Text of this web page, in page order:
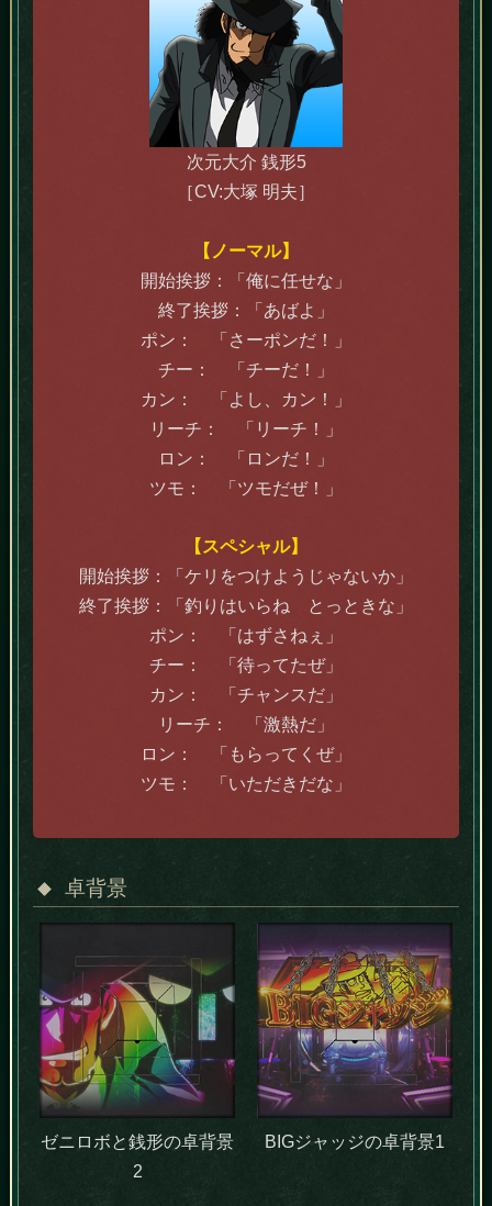
次元大介 銭形5
［CV:大塚 明夫］
【ノーマル】
開始挨拶：「俺に任せな」
終了挨拶：「あばよ」
ポン： 「さーポンだ！」
チー： 「チーだ！」
カン： 「よし、カン！」
リーチ： 「リーチ！」
ロン： 「ロンだ！」
ツモ： 「ツモだぜ！」
【スペシャル】
開始挨拶：「ケリをつけようじゃないか」
終了挨拶：「釣りはいらね とっときな」
ポン： 「はずさねぇ」
チー： 「待ってたぜ」
カン： 「チャンスだ」
リーチ： 「激熱だ」
ロン： 「もらってくぜ」
ツモ： 「いただきだな」
卓背景
ゼニロボと銭形の卓背景
2
BIGジャッジの卓背景1